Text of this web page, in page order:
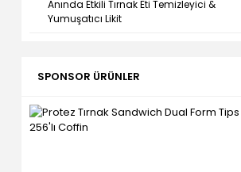
Anında Etkili Tırnak Eti Temizleyici &
Yumuşatıcı Likit
SPONSOR ÜRÜNLER